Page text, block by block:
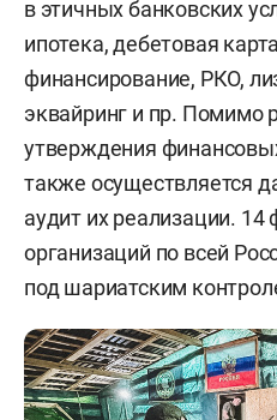
в этичных банковских
ипотека, дебетовая
финансирование, РКО,
эквайринг и пр. Помимо
утверждения
также осуществляется
аудит их реализации. 14
организаций по всей
под шариатским